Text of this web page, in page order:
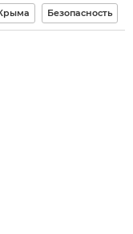
Безопасность